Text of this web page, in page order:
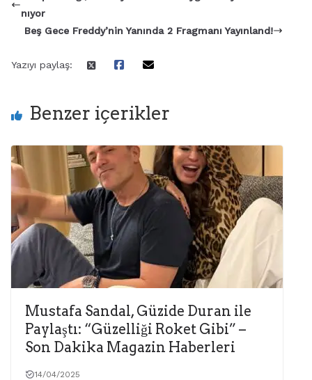
nıyor
Beş Gece Freddy’nin Yanında 2 Fragmanı Yayınland!
Yazıyı paylaş:
Benzer içerikler
Mustafa Sandal, Güzide Duran ile
Paylaştı: “Güzelliği Roket Gibi” –
Son Dakika Magazin Haberleri
14/04/2025